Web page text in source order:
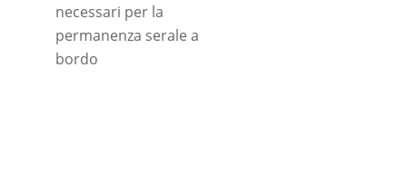
necessari per la
permanenza serale a
bordo